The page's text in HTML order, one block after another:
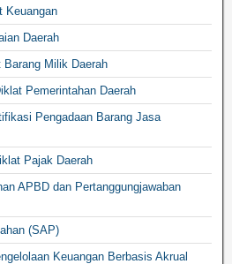
Keuangan
Daerah
Milik Daerah
Pemerintahan Daerah
Pengadaan Barang Jasa
Pajak Daerah
APBD dan Pertanggungjawaban
(SAP)
Keuangan Berbasis Akrual